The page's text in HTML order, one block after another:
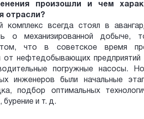
произошли и чем
отрасли?
комплекс всегда стоял в
о механизированной добыче,
что в советское время
от нефтедобывающих
погружные насосы.
инженеров были начальные
подбор оптимальных
и т. д.